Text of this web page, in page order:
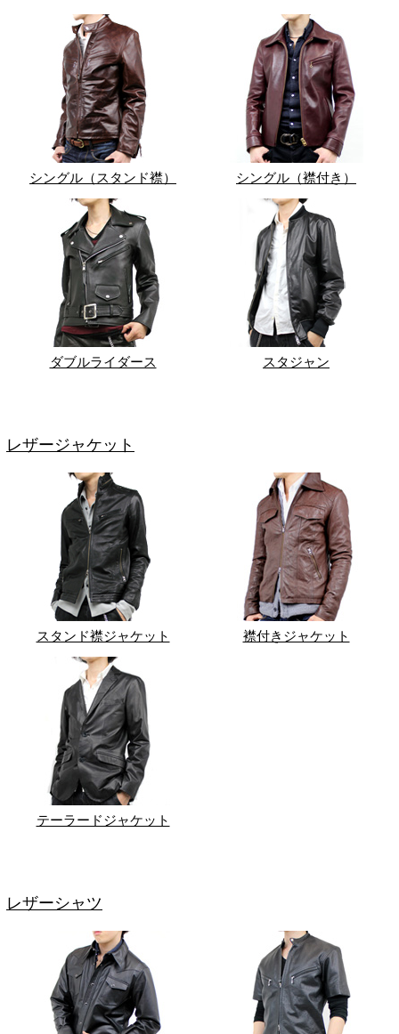
シングル（スタンド襟） シングル（襟付き）
ダブルライダース スタジャン
レザージャケット
スタンド襟ジャケット 襟付きジャケット
テーラードジャケット
レザーシャツ